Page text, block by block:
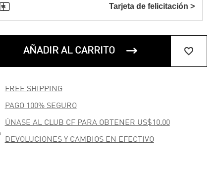
 Tarjeta de felicitación >
AÑADIR AL CARRITO  
FREE SHIPPING
PAGO 100% SEGURO
ÚNASE AL CLUB CF PARA OBTENER US$10.00
DEVOLUCIONES Y CAMBIOS EN EFECTIVO